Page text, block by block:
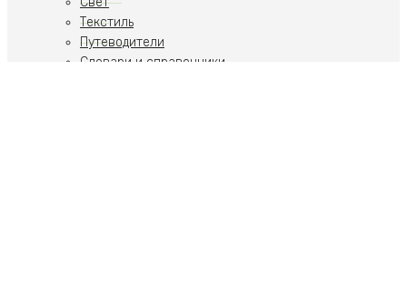
Текстиль
Путеводители
Словари и справочники